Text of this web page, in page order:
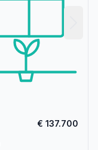
€ 137.700